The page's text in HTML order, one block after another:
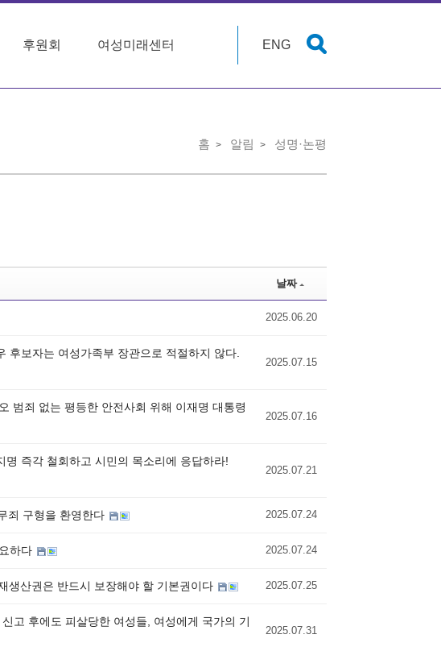
후원회 여성미래센터 ENG
홈 알림 성명·논평
날짜
2025.06.20
후보자는 여성가족부 장관으로 적절하지 않다.
2025.07.15
범죄 없는 평등한 안전사회 위해 이재명 대통령
2025.07.16
명 즉각 철회하고 시민의 목소리에 응답하라!
2025.07.21
죄 구형을 환영한다 2025.07.24
하다 2025.07.24
생산권은 반드시 보장해야 할 기본권이다 2025.07.25
고 후에도 피살당한 여성들, 여성에게 국가의 기
2025.07.31